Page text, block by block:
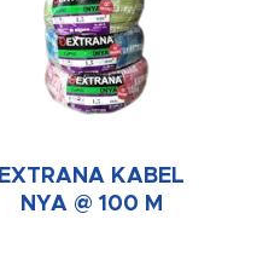
EXTRANA KABEL
NYA @ 100 M